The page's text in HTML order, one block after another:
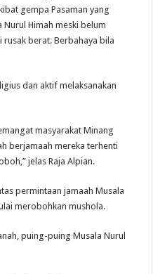
gempa Pasaman yang
Himah meski belum
berat. Berbahaya bila
dan aktif melaksanakan
masyarakat Minang
berjamaah mereka terhenti
jelas Raja Alpian.
permintaan jamaah Musala
merobohkan mushola.
puing-puing Musala Nurul